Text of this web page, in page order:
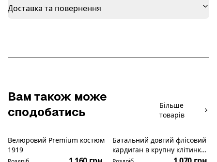
Доставка та повернення
Вам також може
сподобатись
Більше
товарів
Велюровий Premium костюм
1919
Батальний довгий флісовий
кардиган в крупну клітинку
з капюшоном на кнопках